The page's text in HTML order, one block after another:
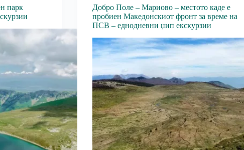
парк
Добро Поле – Мариово – местото каде е
пробиен Македонскиот фронт за време на
ПСВ – еднодневни џип екскурзии